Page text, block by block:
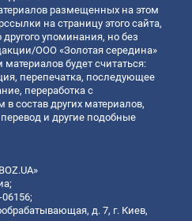
размещенных на этом
на страницу этого сайта,
упоминания, но без
ООО «Золотая середина»
будет считаться:
перепечатка, последующее
переработка с
состав других материалов,
и другие подобные
д. 7, г. Киев,